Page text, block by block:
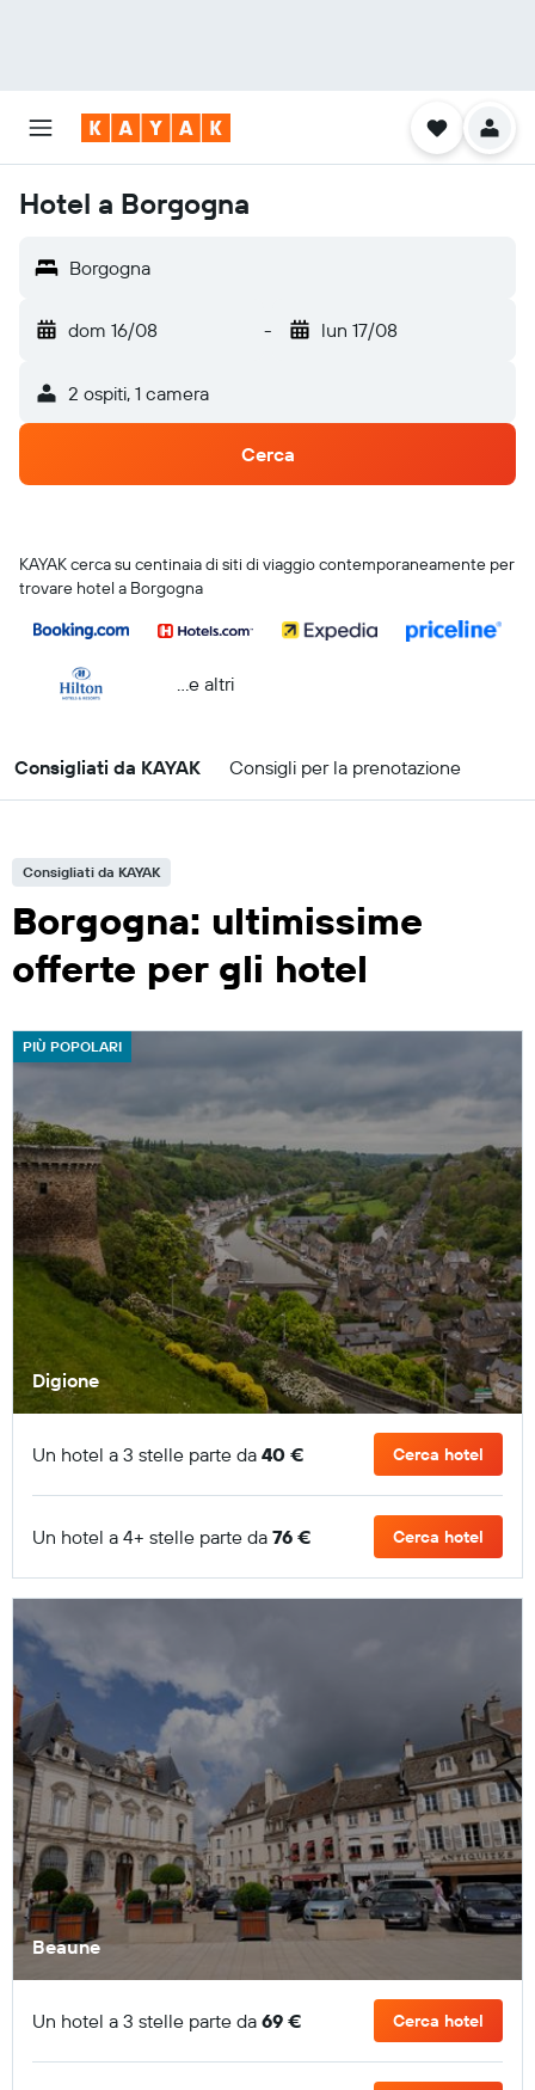
Hotel a Borgogna
Borgogna
dom 16/08 - lun 17/08
2 ospiti, 1 camera
Cerca
KAYAK cerca su centinaia di siti di viaggio contemporaneamente per
trovare hotel a Borgogna
...e altri
Consigliati da KAYAK Consigli per la prenotazione
Consigliati da KAYAK
Borgogna: ultimissime
offerte per gli hotel
PIÙ POPOLARI
Digione
Un hotel a 3 stelle parte da 40 € Cerca hotel
Un hotel a 4+ stelle parte da 76 € Cerca hotel
Beaune
Un hotel a 3 stelle parte da 69 € Cerca hotel